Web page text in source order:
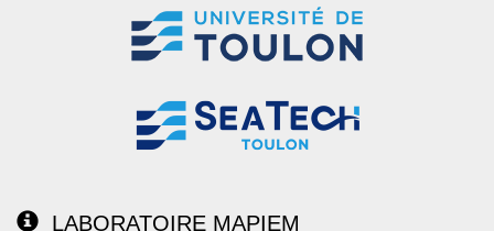
LABORATOIRE MAPIEM